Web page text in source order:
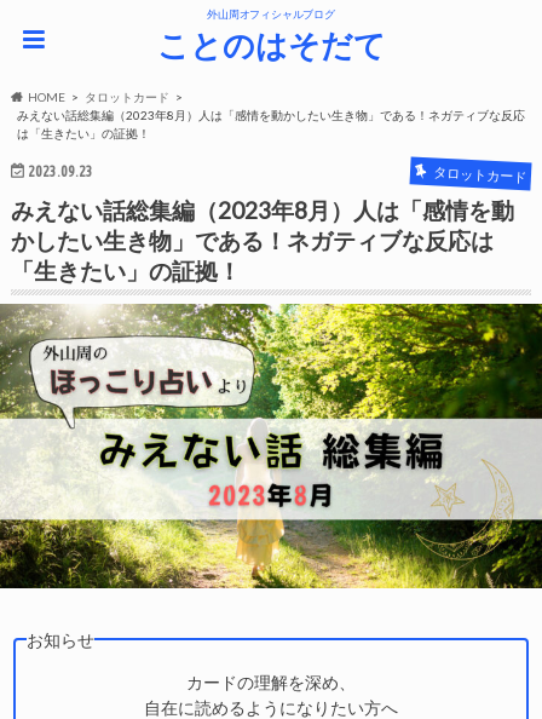
外山周オフィシャルブログ
ことのはそだて
HOME
タロットカード
みえない話総集編（2023年8月）人は「感情を動かしたい生き物」である！ネガティブな反応
は「生きたい」の証拠！
2023.09.23 タロットカード
みえない話総集編（2023年8月）人は「感情を動
かしたい生き物」である！ネガティブな反応は
「生きたい」の証拠！
お知らせ
カードの理解を深め、
自在に読めるようになりたい方へ